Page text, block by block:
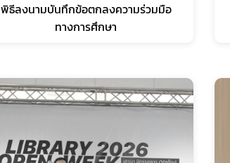
พิธีลงนามบันทึกข้อตกลงความร่วมมือ
ทางการศึกษา